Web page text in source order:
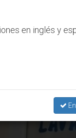
en inglés y